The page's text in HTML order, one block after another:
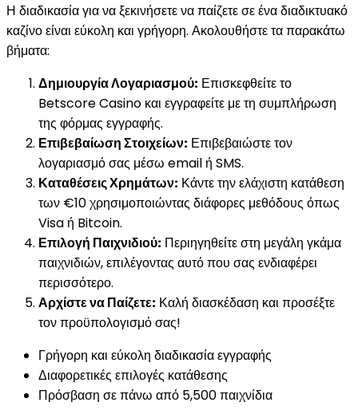
Η διαδικασία για να ξεκινήσετε να παίζετε σε ένα διαδικτυακό
καζίνο είναι εύκολη και γρήγορη. Ακολουθήστε τα παρακάτω
βήματα:
Δημιουργία Λογαριασμού: Επισκεφθείτε το
Betscore Casino και εγγραφείτε με τη συμπλήρωση
της φόρμας εγγραφής.
Επιβεβαίωση Στοιχείων: Επιβεβαιώστε τον
λογαριασμό σας μέσω email ή SMS.
Καταθέσεις Χρημάτων: Κάντε την ελάχιστη κατάθεση
των €10 χρησιμοποιώντας διάφορες μεθόδους όπως
Visa ή Bitcoin.
Επιλογή Παιχνιδιού: Περιηγηθείτε στη μεγάλη γκάμα
παιχνιδιών, επιλέγοντας αυτό που σας ενδιαφέρει
περισσότερο.
Αρχίστε να Παίζετε: Καλή διασκέδαση και προσέξτε
τον προϋπολογισμό σας!
Γρήγορη και εύκολη διαδικασία εγγραφής
Διαφορετικές επιλογές κατάθεσης
Πρόσβαση σε πάνω από 5,500 παιχνίδια